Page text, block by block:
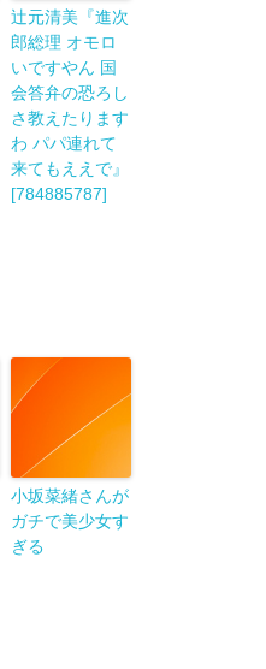
辻元清美『進次
郎総理 オモロ
いですやん 国
会答弁の恐ろし
さ教えたります
わ パパ連れて
来てもええで』
[784885787]
小坂菜緒さんが
ガチで美少女す
ぎる